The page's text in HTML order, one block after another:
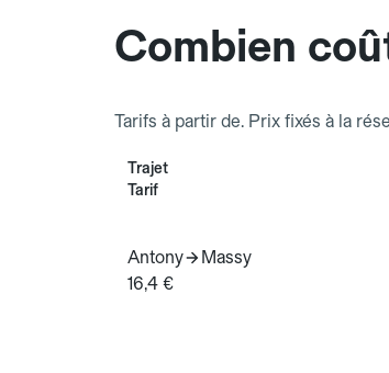
Combien
Tarifs à partir de. Prix fixés à la
Trajet
Tarif
Antony
Massy
16,4 €